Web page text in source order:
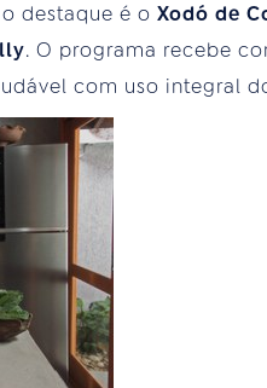
destaque é o Xodó de
. O programa recebe
com uso integral